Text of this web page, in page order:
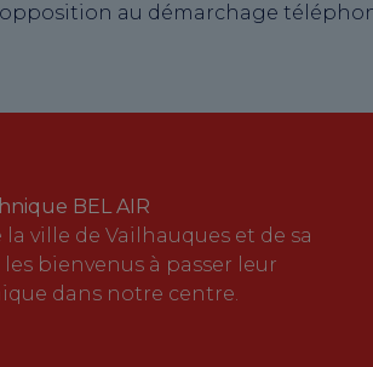
au démarchage
BEL AIR
la ville de Vailhauques et de sa
bienvenus à passer leur
dans notre centre.